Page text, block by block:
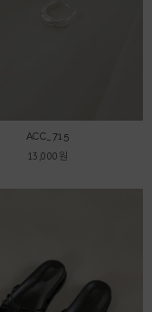
ACC_715
13,000원